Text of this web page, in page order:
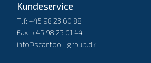
Kundeservice
Tlf: +45 98 23 60 88
Fax: +45 98 23 61 44
info@scantool-group.dk